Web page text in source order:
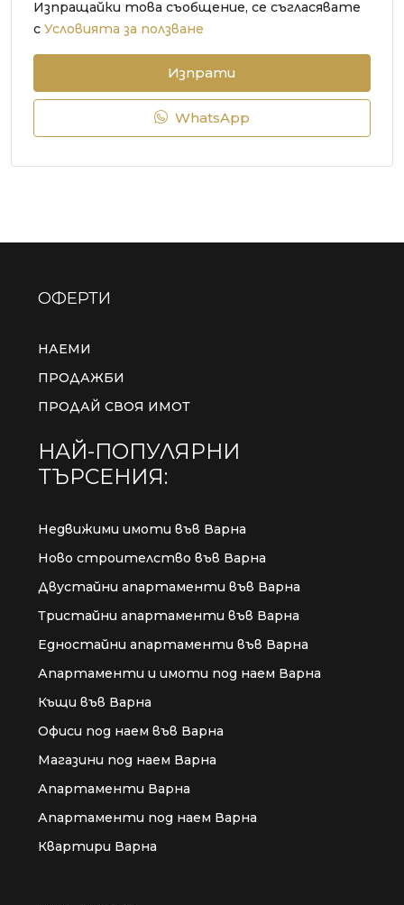
Изпращайки това съобщение, се съгласявате
с Условията за ползване
Изпрати
WhatsApp
ОФЕРТИ
НАЕМИ
ПРОДАЖБИ
ПРОДАЙ СВОЯ ИМОТ
НАЙ-ПОПУЛЯРНИ
ТЪРСЕНИЯ:
Недвижими имоти във Варна
Ново строителство във Варна
Двустайни апартаменти във Варна
Тристайни апартаменти във Варна
Едностайни апартаменти във Варна
Апартаменти и имоти под наем Варна
Къщи във Варна
Офиси под наем във Варна
Магазини под наем Варна
Апартаменти Варна
Апартаменти под наем Варна
Квартири Варна